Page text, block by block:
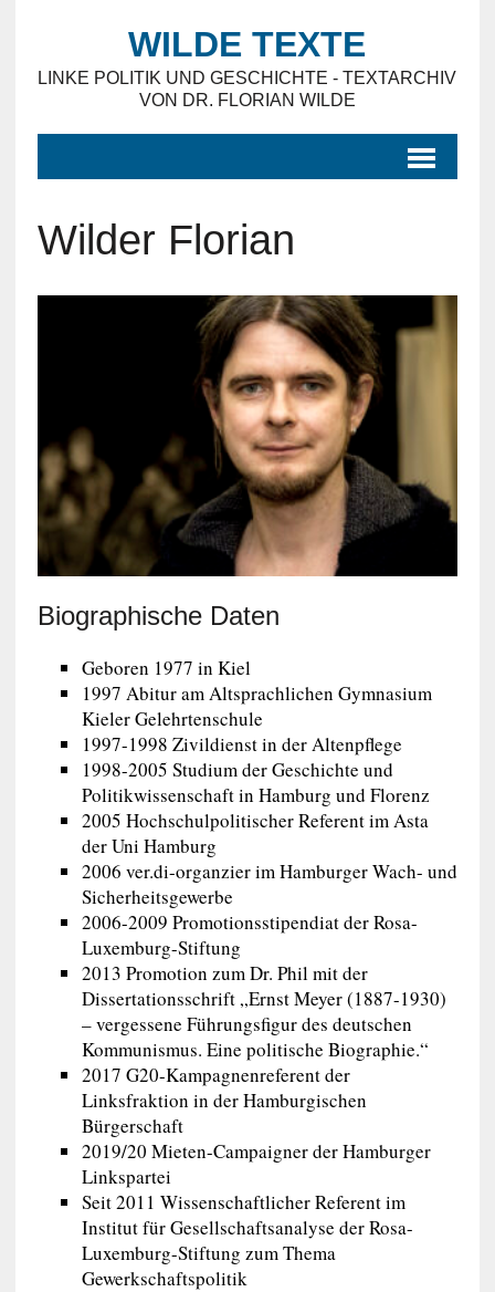
WILDE TEXTE
LINKE POLITIK UND GESCHICHTE - TEXTARCHIV
VON DR. FLORIAN WILDE
Wilder Florian
Biographische Daten
Geboren 1977 in Kiel
1997 Abitur am Altsprachlichen Gymnasium
Kieler Gelehrtenschule
1997-1998 Zivildienst in der Altenpflege
1998-2005 Studium der Geschichte und
Politikwissenschaft in Hamburg und Florenz
2005 Hochschulpolitischer Referent im Asta
der Uni Hamburg
2006 ver.di-organzier im Hamburger Wach- und
Sicherheitsgewerbe
2006-2009 Promotionsstipendiat der Rosa-
Luxemburg-Stiftung
2013 Promotion zum Dr. Phil mit der
Dissertationsschrift „Ernst Meyer (1887-1930)
– vergessene Führungsfigur des deutschen
Kommunismus. Eine politische Biographie.“
2017 G20-Kampagnenreferent der
Linksfraktion in der Hamburgischen
Bürgerschaft
2019/20 Mieten-Campaigner der Hamburger
Linkspartei
Seit 2011 Wissenschaftlicher Referent im
Institut für Gesellschaftsanalyse der Rosa-
Luxemburg-Stiftung zum Thema
Gewerkschaftspolitik